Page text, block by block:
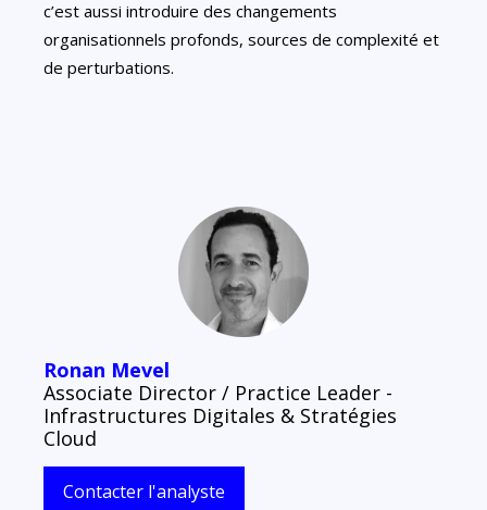
c’est aussi introduire des changements
organisationnels profonds, sources de complexité et
de perturbations.
Ronan Mevel
Associate Director / Practice Leader -
Infrastructures Digitales & Stratégies
Cloud
Contacter l'analyste